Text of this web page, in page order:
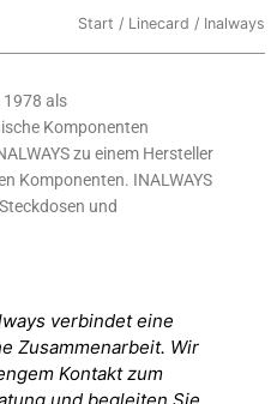
Start / Linecard / Inalways
1978 als
Komponenten
zu einem Hersteller
Komponenten. INALWAYS
und
verbindet eine
Zusammenarbeit. Wir
Kontakt zum